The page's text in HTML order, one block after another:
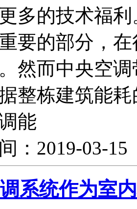
多的技术福
要的部分，
然而中央空
整栋建筑能
能
：2019-03-
系统作为室